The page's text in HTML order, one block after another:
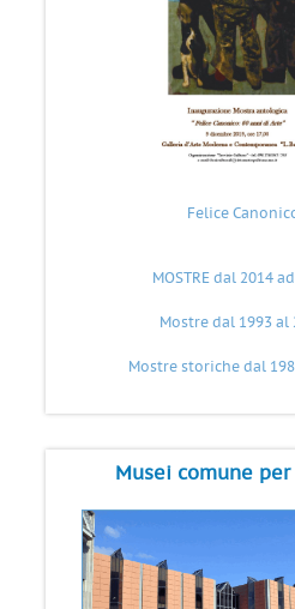
Felice
MOSTRE dal 2014
Mostre dal 1993 al
Mostre storiche dal
Musei comune